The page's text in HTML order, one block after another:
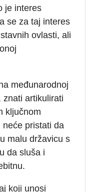
je interes
se za taj interes
ovlasti, ali
međunarodnoj
znati artikulirati
ključnom
pristati da
malu državicu s
da sluša i
koji unosi